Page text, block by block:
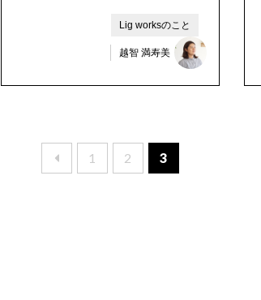
Lig worksのこと
越智 満寿美
1 2 3